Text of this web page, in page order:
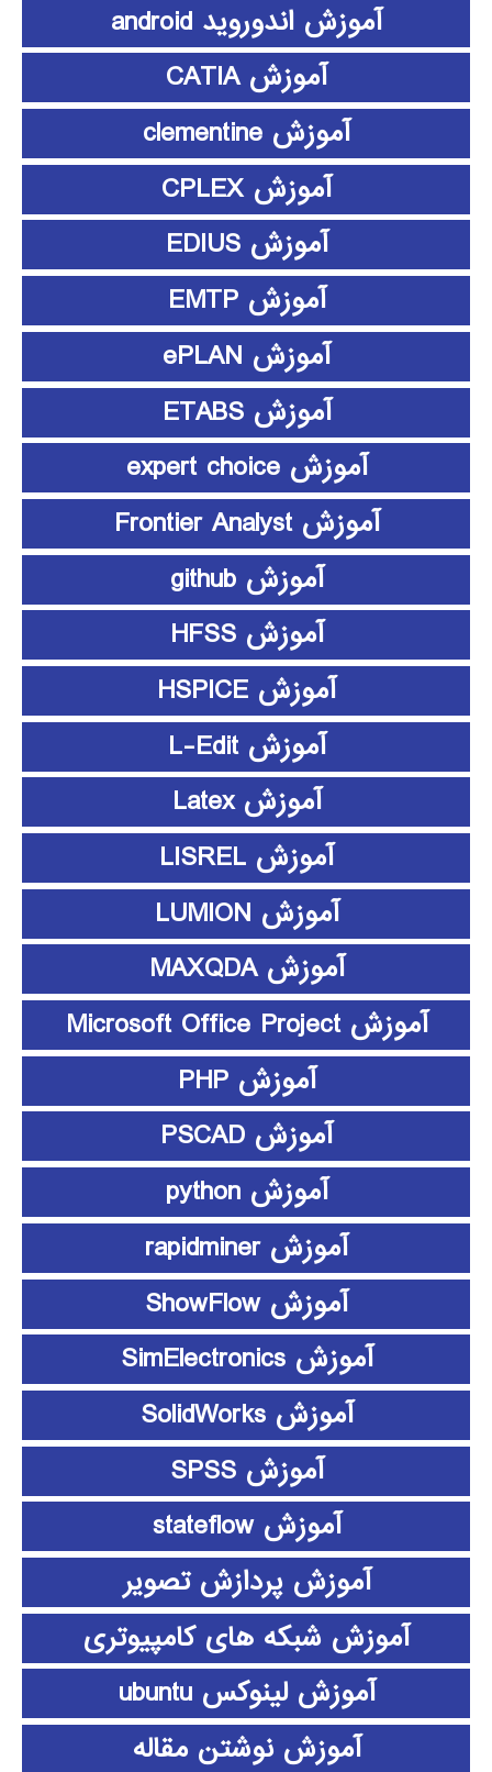
آموزش اندوروید android
آموزش CATIA
آموزش clementine
آموزش CPLEX
آموزش EDIUS
آموزش EMTP
آموزش ePLAN
آموزش ETABS
آموزش expert choice
آموزش Frontier Analyst
آموزش github
آموزش HFSS
آموزش HSPICE
آموزش L-Edit
آموزش Latex
آموزش LISREL
آموزش LUMION
آموزش MAXQDA
آموزش Microsoft Office Project
آموزش PHP
آموزش PSCAD
آموزش python
آموزش rapidminer
آموزش ShowFlow
آموزش SimElectronics
آموزش SolidWorks
آموزش SPSS
آموزش stateflow
آموزش پردازش تصویر
آموزش شبکه های کامپیوتری
آموزش لینوکس ubuntu
آموزش نوشتن مقاله